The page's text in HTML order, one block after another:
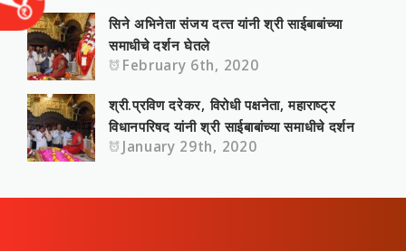
सिने अभिनेता संजय दत्‍त यांनी श्री साईबाबांच्या
समाधीचे दर्शन घेतले
February 6th, 2020
श्री.प्रविण दरेकर, विरोधी पक्षनेता, महाराष्‍ट्र
विधानपरिषद यांनी श्री साईबाबांच्या समाधीचे दर्शन
January 29th, 2020